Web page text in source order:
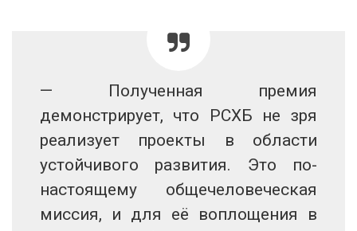
— Полученная премия
демонстрирует, что РСХБ не зря
реализует проекты в области
устойчивого развития. Это по-
настоящему общечеловеческая
миссия, и для её воплощения в